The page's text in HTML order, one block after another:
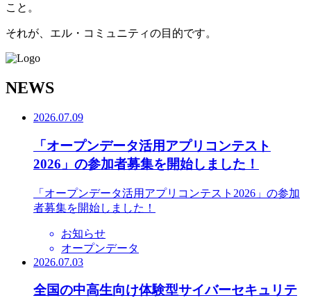
こと。
それが、エル・コミュニティの目的です。
NEWS
2026.07.09
「オープンデータ活用アプリコンテスト
2026」の参加者募集を開始しました！
「オープンデータ活用アプリコンテスト2026」の参加
者募集を開始しました！
お知らせ
オープンデータ
2026.07.03
全国の中高生向け体験型サイバーセキュリテ